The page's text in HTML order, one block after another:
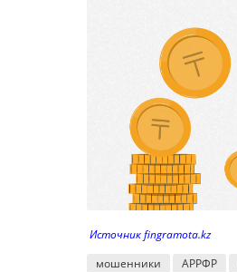
Источник fingramota.kz
мошенники
АРРФР